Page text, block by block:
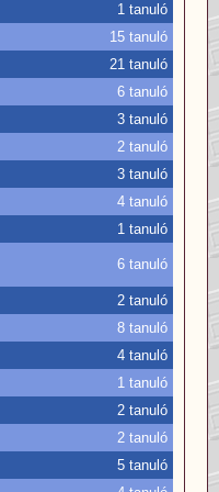
1 tanuló
15 tanuló
21 tanuló
6 tanuló
3 tanuló
2 tanuló
3 tanuló
4 tanuló
1 tanuló
6 tanuló
2 tanuló
8 tanuló
4 tanuló
1 tanuló
2 tanuló
2 tanuló
5 tanuló